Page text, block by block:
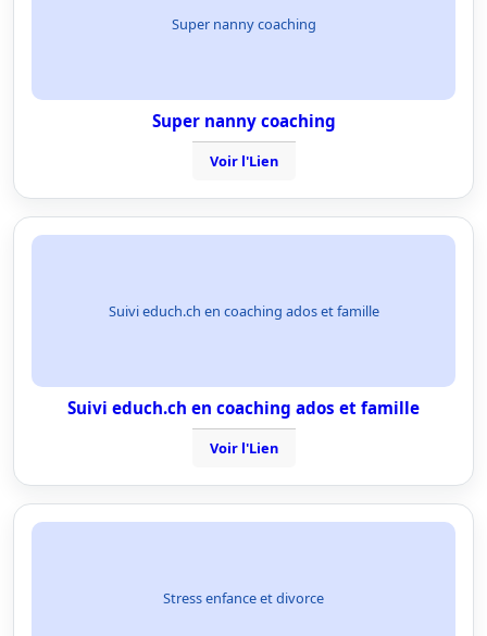
Super nanny coaching
Super nanny coaching
Voir l'Lien
Suivi educh.ch en coaching ados et famille
Suivi educh.ch en coaching ados et famille
Voir l'Lien
Stress enfance et divorce